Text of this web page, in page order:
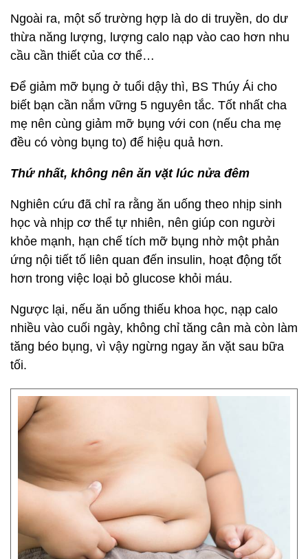
Ngoài ra, một số trường hợp là do di truyền, do dư
thừa năng lượng, lượng calo nạp vào cao hơn nhu
cầu cần thiết của cơ thể…
Để giảm mỡ bụng ở tuổi dậy thì, BS Thúy Ái cho
biết bạn cần nắm vững 5 nguyên tắc. Tốt nhất cha
mẹ nên cùng giảm mỡ bụng với con (nếu cha mẹ
đều có vòng bụng to) để hiệu quả hơn.
Thứ nhất, không nên ăn vặt lúc nửa đêm
Nghiên cứu đã chỉ ra rằng ăn uống theo nhịp sinh
học và nhịp cơ thể tự nhiên, nên giúp con người
khỏe mạnh, hạn chế tích mỡ bụng nhờ một phản
ứng nội tiết tố liên quan đến insulin, hoạt động tốt
hơn trong việc loại bỏ glucose khỏi máu.
Ngược lại, nếu ăn uống thiếu khoa học, nạp calo
nhiều vào cuối ngày, không chỉ tăng cân mà còn làm
tăng béo bụng, vì vậy ngừng ngay ăn vặt sau bữa
tối.